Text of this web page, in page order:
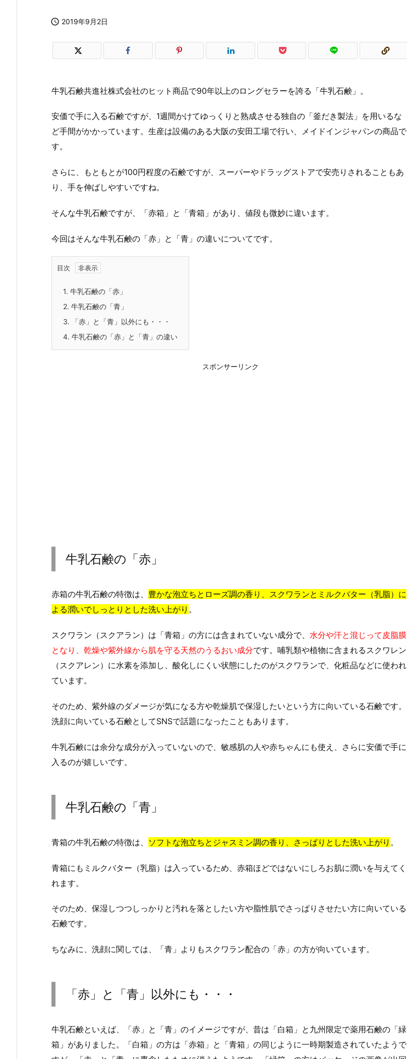
 2019年9月2日
牛乳石鹸共進社株式会社のヒット商品で90年以上のロングセラーを誇る「牛乳石鹸」。
安価で手に入る石鹸ですが、1週間かけてゆっくりと熟成させる独自の「釜だき製法」を用いるな
ど手間がかかっています。生産は設備のある大阪の安田工場で行い、メイドインジャパンの商品で
す。
さらに、もともとが100円程度の石鹸ですが、スーパーやドラッグストアで安売りされることもあ
り、手を伸ばしやすいですね。
そんな牛乳石鹸ですが、「赤箱」と「青箱」があり、値段も微妙に違います。
今回はそんな牛乳石鹸の「赤」と「青」の違いについてです。
目次
1. 牛乳石鹸の「赤」
2. 牛乳石鹸の「青」
3. 「赤」と「青」以外にも・・・
4. 牛乳石鹸の「赤」と「青」の違い
スポンサーリンク
牛乳石鹸の「赤」
赤箱の牛乳石鹸の特徴は、 豊かな泡立ちとローズ調の香り、スクワランとミルクバター（乳脂）に
よる潤いでしっとりとした洗い上がり 。
スクワラン（スクアラン）は「青箱」の方には含まれていない成分で、 水分や汗と混じって皮脂膜
となり、乾燥や紫外線から肌を守る天然のうるおい成分です。哺乳類や植物に含まれるスクワレン
（スクアレン）に水素を添加し、酸化しにくい状態にしたのがスクワランで、化粧品などに使われ
ています。
そのため、紫外線のダメージが気になる方や乾燥肌で保湿したいという方に向いている石鹸です。
洗顔に向いている石鹸としてSNSで話題になったこともあります。
牛乳石鹸には余分な成分が入っていないので、敏感肌の人や赤ちゃんにも使え、さらに安価で手に
入るのが嬉しいです。
牛乳石鹸の「青」
青箱の牛乳石鹸の特徴は、 ソフトな泡立ちとジャスミン調の香り、さっぱりとした洗い上がり 。
青箱にもミルクバター（乳脂）は入っているため、赤箱ほどではないにしろお肌に潤いを与えてく
れます。
そのため、保湿しつつしっかりと汚れを落としたい方や脂性肌でさっぱりさせたい方に向いている
石鹸です。
ちなみに、洗顔に関しては、「青」よりもスクワラン配合の「赤」の方が向いています。
「赤」と「青」以外にも・・・
牛乳石鹸といえば、「赤」と「青」のイメージですが、昔は「白箱」と九州限定で薬用石鹸の「緑
箱」がありました。「白箱」の方は「赤箱」と「青箱」の同じように一時期製造されていたようで